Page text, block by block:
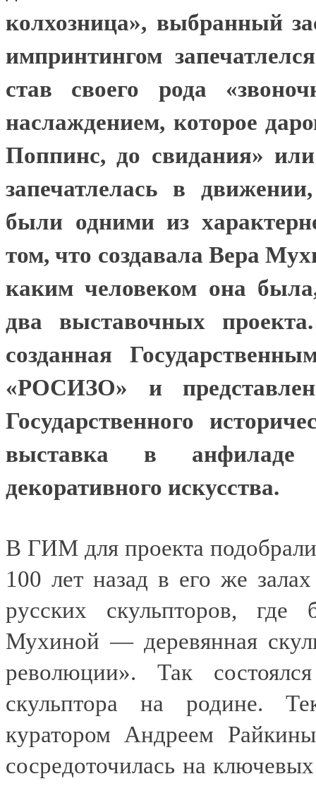
колхозница», выбранный
импринтингом
став своего рода
наслаждением, которое
Поппинс, до свидания»
запечатлелась в
были одними из
том, что создавала Вера
каким человеком она
два выставочных
созданная
«РОСИЗО» и
Государственного
выставка в анфиладе
декоративного искусства.
В ГИМ для проекта
100 лет назад в его же
русских скульпторов, где
Мухиной — деревянная
революции». Так
скульптора на родине.
куратором Андреем
сосредоточилась на